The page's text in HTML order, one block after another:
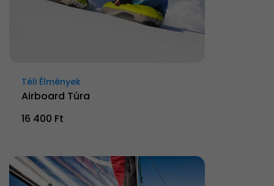
Téli Élmények
Airboard Túra
16 400 Ft